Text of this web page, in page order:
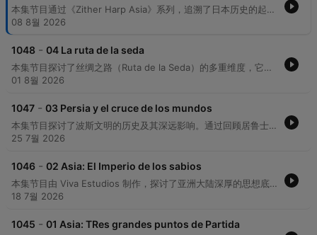
本集节目通过《Zither Harp Asia》系列，追溯了日本历史的起源与演变。内容涵盖了从日本神话中太阳女神天照大神（Amaterasu）的诞生，到平安时代京都（Heian-kyo）艺术与文化的鼎盛时期。节目探讨了日本如何从一个自视为“神之国”的独特宇宙，转变为由幕府将军实际统治的封建社会，并提及了元朝忽必烈入侵失败以及“神风”这一历史性时刻。
08 8월 2026
1048 - 04 La ruta de la seda
本集节目探讨了丝绸之路（Ruta de la Seda）的多重维度，它不仅是一条经济贸易路线，更是一个连接中国、中亚、波斯、印度、阿拉伯、希腊、罗马等文明的文化纽带。通过对撒马尔罕和布哈拉等历史节点的描述，节目展现了外交官、战略家与商人如何在贸易中进行无声的文化交流与外交斡旋。 除了商品与思想的流动，节目也揭示了丝绸之路作为疾病传播路径的一面。丝绸之路被喻为一所“没有教室的学校”和“没有围墙的大学”，其遗产至今仍体现在我们的纺织品、香料以及语言之中。
01 8월 2026
1047 - 03 Persia y el cruce de los mundos
本集节目探讨了波斯文明的历史及其深远影响。通过回顾居鲁士大帝征服巴比伦以及《赛鲁斯圆柱》作为早期人权宣言的意义，节目展示了波斯如何不仅作为一个帝国存在，更作为一个连接不同世界的纽带。内容涵盖了琐罗亚斯德教的影响、波斯语在文学艺术中的地位，以及波斯文明在征服与连接之间的独特哲学。
25 7월 2026
1046 - 02 Asia: El Imperio de los sabios
本集节目由 Viva Estudios 制作，探讨了亚洲大陆深厚的思想底蕴。通过对印度教、佛教和儒家思想这三大核心思想流派的考察，节目展示了这些古老智慧如何跨越千年，在现代社会的日常生活、治理方式及精神信仰中持续发挥影响力。内容涵盖了这些思想从起源到传播的过程，以及它们如何在不同地域进行演变与适应。
18 7월 2026
1045 - 01 Asia: TRes grandes puntos de Partida